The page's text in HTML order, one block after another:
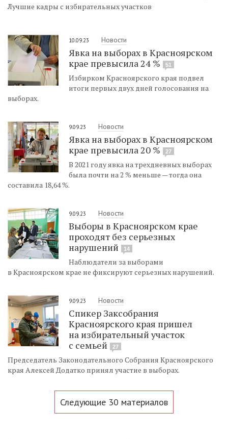
Лучшие кадры с избирательных участков
10.09.23 Новости
Явка на выборах в Красноярском
крае превысила 24 %
51
Избирком Красноярского края подвел
итоги первых двух дней голосования на
выборах.
9.09.23 Новости
Явка на выборах в Красноярском
крае превысила 20 %
27
В 2021 году явка на трехдневных выборах
была почти на 2 % меньше — тогда она
составила 18,64 %.
9.09.23 Новости
Выборы в Красноярском крае
проходят без серьезных
нарушений
14
Наблюдатели за выборами
в Красноярском крае не фиксируют серьезных нарушений.
9.09.23 Новости
Спикер Заксобрания
Красноярского края пришел
на избирательный участок
с семьей
27
Председатель Законодательного Собрания Красноярского
края Алексей Додатко принял участие в выборах.
Следующие 30 материалов